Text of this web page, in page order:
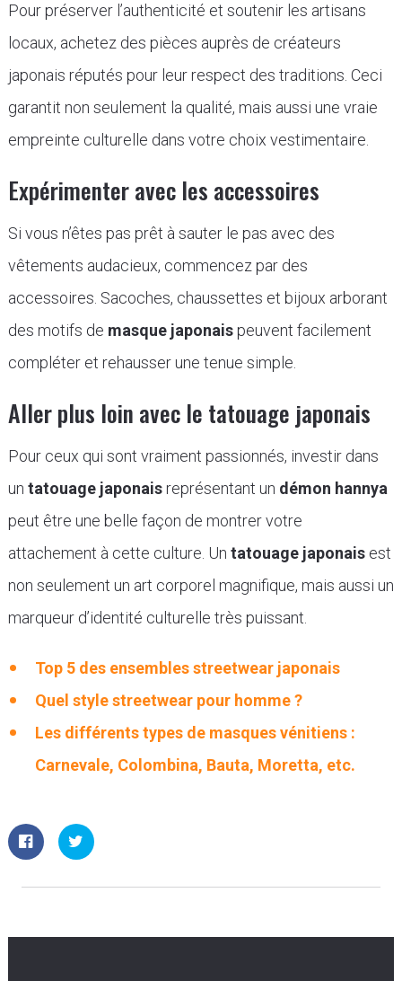
Pour préserver l’authenticité et soutenir les artisans
locaux, achetez des pièces auprès de créateurs
japonais réputés pour leur respect des traditions. Ceci
garantit non seulement la qualité, mais aussi une vraie
empreinte culturelle dans votre choix vestimentaire.
Expérimenter avec les accessoires
Si vous n’êtes pas prêt à sauter le pas avec des
vêtements audacieux, commencez par des
accessoires. Sacoches, chaussettes et bijoux arborant
des motifs de masque japonaispeuvent facilement
compléter et rehausser une tenue simple.
Aller plus loin avec le tatouage japonais
Pour ceux qui sont vraiment passionnés, investir dans
un tatouage japonaisreprésentant un démon hannya
peut être une belle façon de montrer votre
attachement à cette culture. Un tatouage japonaisest
non seulement un art corporel magnifique, mais aussi un
marqueur d’identité culturelle très puissant.
Top 5 des ensembles streetwear japonais
Quel style streetwear pour homme ?
Les différents types de masques vénitiens :
Carnevale, Colombina, Bauta, Moretta, etc.